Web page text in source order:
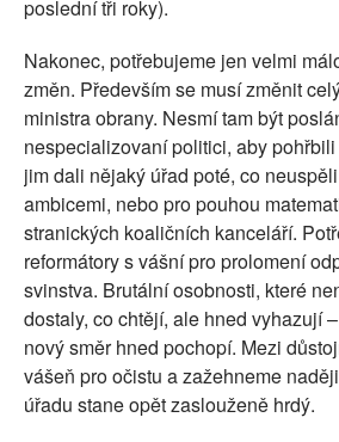
poslední tři roky).
Nakonec, potřebujeme jen velmi
změn. Především se musí změnit
ministra obrany. Nesmí tam být
nespecializovaní politici, aby
jim dali nějaký úřad poté, co
ambicemi, nebo pro pouhou
stranických koaličních kanceláří.
reformátory s vášní pro prolomení
svinstva. Brutální osobnosti, které
dostaly, co chtějí, ale hned vyhazují
nový směr hned pochopí. Mezi
vášeň pro očistu a zažehneme
úřadu stane opět zaslouženě hrdý.